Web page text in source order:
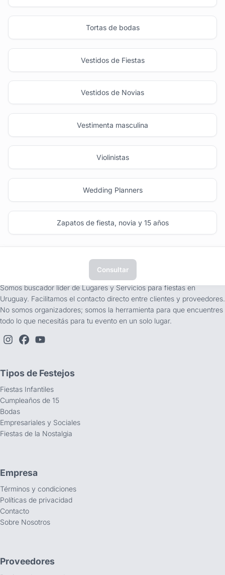
Tortas de bodas
Vestidos de Fiestas
Vestidos de Novias
Vestimenta masculina
Violinistas
Wedding Planners
Zapatos de fiesta, novia y 15 años
Consultar
Somos buscador líder de Lugares y Servicios para fiestas en
Uruguay. Facilitamos el contacto directo entre clientes y proveedores.
No somos organizadores; somos la herramienta para que encuentres
todo lo que necesitás para tu evento en un solo lugar.
Tipos de Festejos
Fiestas Infantiles
Cumpleaños de 15
Bodas
Empresariales y Sociales
Fiestas de la Nostalgia
Empresa
Términos y condiciones
Políticas de privacidad
Contacto
Sobre Nosotros
Proveedores